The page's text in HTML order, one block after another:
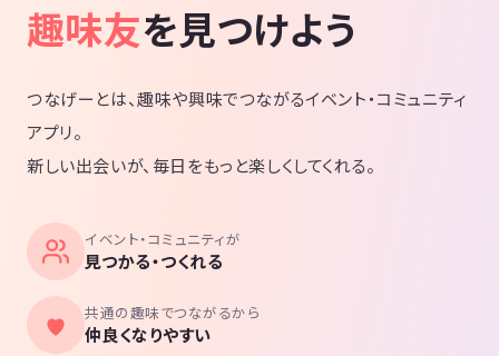
趣味友を見つけよう
つなげーとは、趣味や興味でつながるイベント・コミュニティ
アプリ。
新しい出会いが、毎日をもっと楽しくしてくれる。
イベント・コミュニティが
見つかる・つくれる
共通の趣味でつながるから
仲良くなりやすい